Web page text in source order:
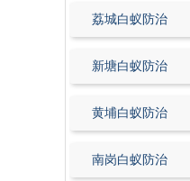
荔城白蚁防治
新塘白蚁防治
黄埔白蚁防治
南岗白蚁防治